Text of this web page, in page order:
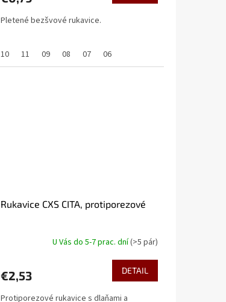
Pletené bezšvové rukavice.
10 11 09 08 07 06
Rukavice CXS CITA, protiporezové
U Vás do 5-7 prac. dní(>5 pár)
€2,53 DETAIL
Protiporezové rukavice s dlaňami a